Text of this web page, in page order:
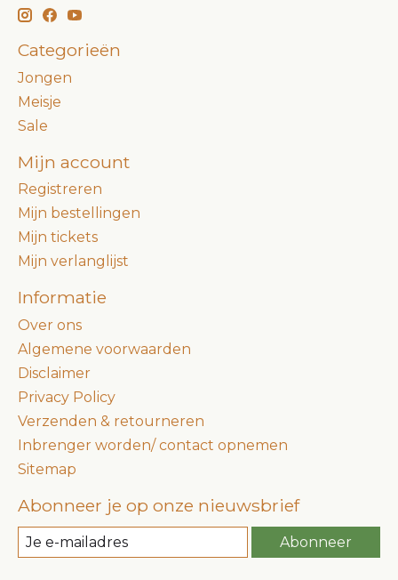
Categorieën
Jongen
Meisje
Sale
Mijn account
Registreren
Mijn bestellingen
Mijn tickets
Mijn verlanglijst
Informatie
Over ons
Algemene voorwaarden
Disclaimer
Privacy Policy
Verzenden & retourneren
Inbrenger worden/ contact opnemen
Sitemap
Abonneer je op onze nieuwsbrief
Abonneer